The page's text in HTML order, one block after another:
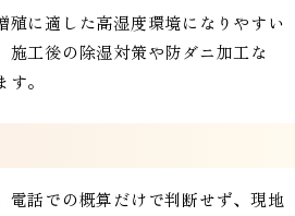
に適した高湿度環境になりやすい
工後の除湿対策や防ダニ加工な
。
話での概算だけで判断せず、現地